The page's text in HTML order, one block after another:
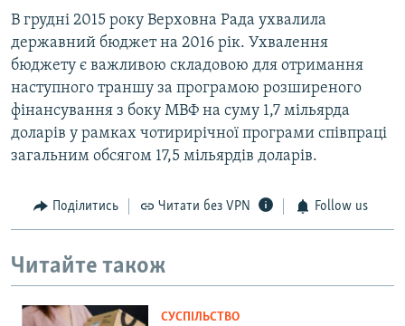
В грудні 2015 року Верховна Рада ухвалила
державний бюджет на 2016 рік. Ухвалення
бюджету є важливою складовою для отримання
наступного траншу за програмою розширеного
фінансування з боку МВФ на суму 1,7 мільярда
доларів у рамках чотирирічної програми співпраці
загальним обсягом 17,5 мільярдів доларів.
Поділитись Читати без VPN Follow us
Читайте також
СУСПІЛЬСТВО